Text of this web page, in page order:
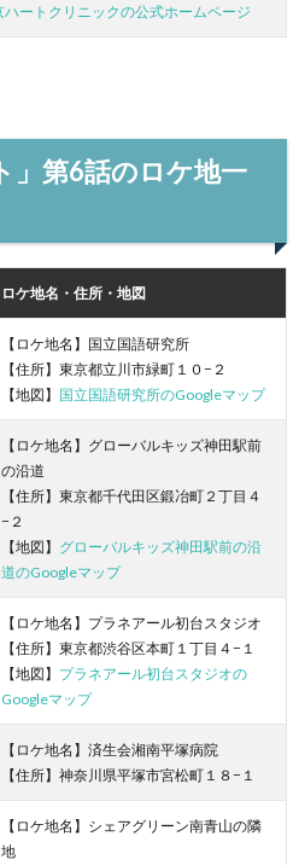
ハートクリニックの公式ホームページ
」第6話のロケ地一
ロケ地名・住所・地図
【ロケ地名】国立国語研究所
【住所】東京都立川市緑町１０−２
【地図】 国立国語研究所のGoogleマップ
【ロケ地名】グローバルキッズ神田駅前
の沿道
【住所】東京都千代田区鍛冶町２丁目４
−２
【地図】 グローバルキッズ神田駅前の沿
道のGoogleマップ
【ロケ地名】プラネアール初台スタジオ
【住所】東京都渋谷区本町１丁目４−１
【地図】 プラネアール初台スタジオの
Googleマップ
【ロケ地名】済生会湘南平塚病院
【住所】神奈川県平塚市宮松町１８−１
【ロケ地名】シェアグリーン南青山の隣
地